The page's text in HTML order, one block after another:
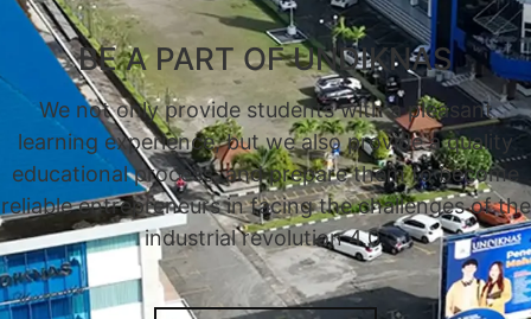
BE A PART OF UNDIKNAS
We not only provide students with a pleasant
learning experience, but we also provide a quality
educational process, and prepare them to become
reliable entrepreneurs in facing the challenges of the
industrial revolution 4.0.